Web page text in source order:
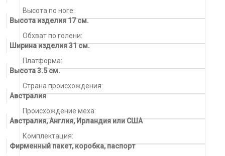
Высота по ноге:
Высота изделия 17 см.
Обхват по голени:
Ширина изделия 31 см.
Платформа:
Высота 3.5 см.
Страна происхождения:
Австралия
Происхождение меха:
Австралия, Англия, Ирландия или США
Комплектация:
Фирменный пакет, коробка, паспорт